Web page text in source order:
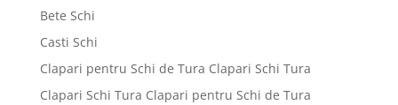
Bete Schi
Casti Schi
Clapari pentru Schi de Tura Clapari Schi Tura
Clapari Schi Tura Clapari pentru Schi de Tura